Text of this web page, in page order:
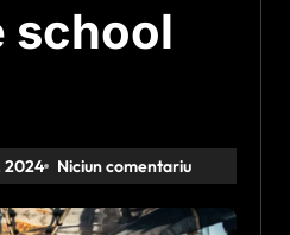
school
2024 Niciun comentariu